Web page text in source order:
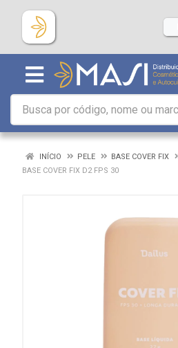
INÍCIO PELE
BASE COVER FIX
BASE COVER FIX D2 FPS 30